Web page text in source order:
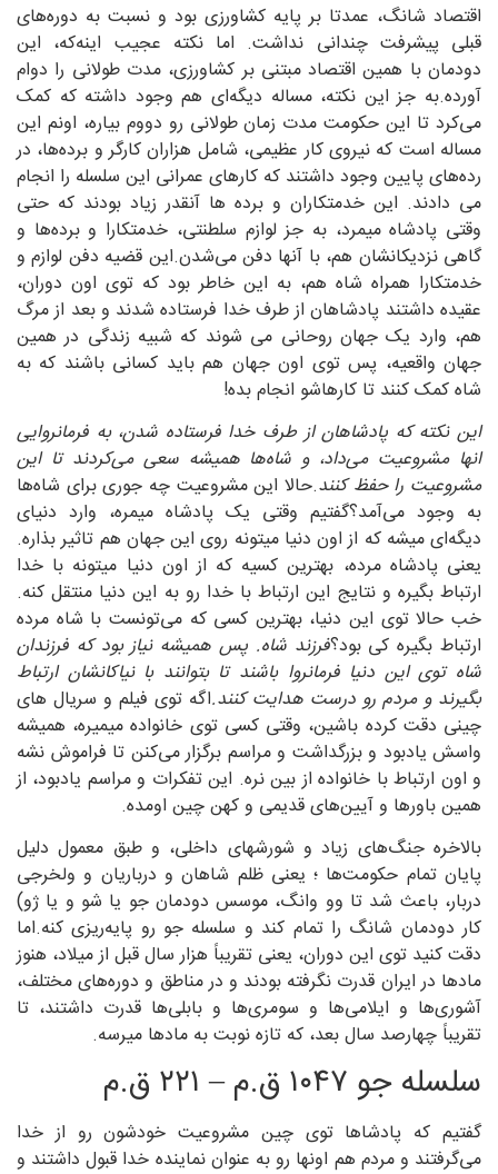
اقتصاد شانگ، عمدتا بر پایه کشاورزی بود و نسبت به دوره‌های
قبلی پیشرفت چندانی نداشت. اما نکته عجیب اینه‌که، این
دودمان با همین اقتصاد مبتنی بر کشاورزی، مدت طولانی را دوام
آورده.به جز این نکته، مساله دیگه‌ای هم وجود داشته که کمک
می‌کرد تا این حکومت مدت زمان طولانی رو دووم بیاره، اونم این
مساله است که نیروی کار عظیمی، شامل هزاران کارگر و برده‌ها، در
رده‌های پایین وجود داشتند که کارهای عمرانی این سلسله را انجام
می دادند. این خدمتکاران و برده ها آنقدر زیاد بودند که حتی
وقتی پادشاه میمرد، به جز لوازم سلطنتی، خدمتکارا و برده‌ها و
گاهی نزدیکانشان هم، با آنها دفن می‌شدن.این قضیه دفن لوازم و
خدمتکارا همراه شاه هم، به این خاطر بود که توی اون دوران،
عقیده داشتند پادشاهان از طرف خدا فرستاده شدند و بعد از مرگ
هم، وارد یک جهان روحانی می شوند که شبیه زندگی در همین
جهان واقعیه، پس توی اون جهان هم باید کسانی باشند که به
شاه کمک کنند تا کارهاشو انجام بده!
این نکته که پادشاهان از طرف خدا فرستاده شدن، به فرمانروایی
انها مشروعیت می‌داد، و شاه‌ها همیشه سعی می‌کردند تا این
مشروعیت را حفظ کنند.حالا این مشروعیت چه جوری برای شا‌ه‌ها
به وجود می‌آمد؟گفتیم وقتی یک پادشاه میمره، وارد دنیای
دیگه‌ای میشه که از اون دنیا میتونه روی این جهان هم تاثیر بذاره.
یعنی پادشاه مرده، بهترین کسیه که از اون دنیا میتونه با خدا
ارتباط بگیره و نتایج این ارتباط با خدا رو به این دنیا منتقل کنه.
خب حالا توی این دنیا، بهترین کسی که می‌تونست با شاه مرده
ارتباط بگیره کی بود؟فرزند شاه. پس همیشه نیاز بود که فرزندان
شاه توی این دنیا فرمانروا باشند تا بتوانند با نیاکانشان ارتباط
بگیرند و مردم رو درست هدایت کنند.اگه توی فیلم و سریال های
چینی دقت کرده باشین، وقتی کسی توی خانواده میمیره، همیشه
واسش یادبود و بزرگداشت و مراسم برگزار می‌کنن تا فراموش نشه
و اون ارتباط با خانواده از بین نره. این تفکرات و مراسم یادبود، از
همین باورها و آیین‌های قدیمی و کهن چین اومده.
بالاخره جنگ‌های زیاد و شورشهای داخلی، و طبق معمول دلیل
پایان تمام حکومت‌ها ؛ یعنی ظلم شاهان و درباریان و ولخرجی
دربار، باعث شد تا وو وانگ، موسس دودمان جو یا شو و یا ژو)
کار دودمان شانگ را تمام کند و سلسله جو رو پایه‌ریزی کنه.اما
دقت کنید توی این دوران، یعنی تقریباً هزار سال قبل از میلاد، هنوز
مادها در ایران قدرت نگرفته بودند و در مناطق و دوره‌های مختلف،
آشوری‌ها و ایلامی‌ها و سومری‌ها و بابلی‌ها قدرت داشتند، تا
تقریباً چهارصد سال بعد، که تازه نوبت به مادها میرسه.
سلسله جو ۱۰۴۷ ق.م – ۲۲۱ ق.م
گفتیم که پادشاها توی چین مشروعیت خودشون رو از خدا
می‌گرفتند و مردم هم اونها رو به عنوان نماینده خدا قبول داشتند و